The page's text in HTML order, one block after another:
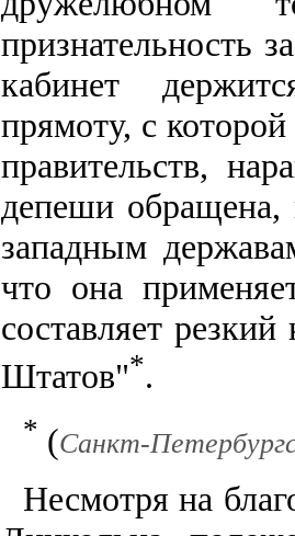
признательность
кабинет
прямоту, с
правительств,
депеши
западным
что она
составляет
Штатов"*.
* (Санкт-
Несмотря на